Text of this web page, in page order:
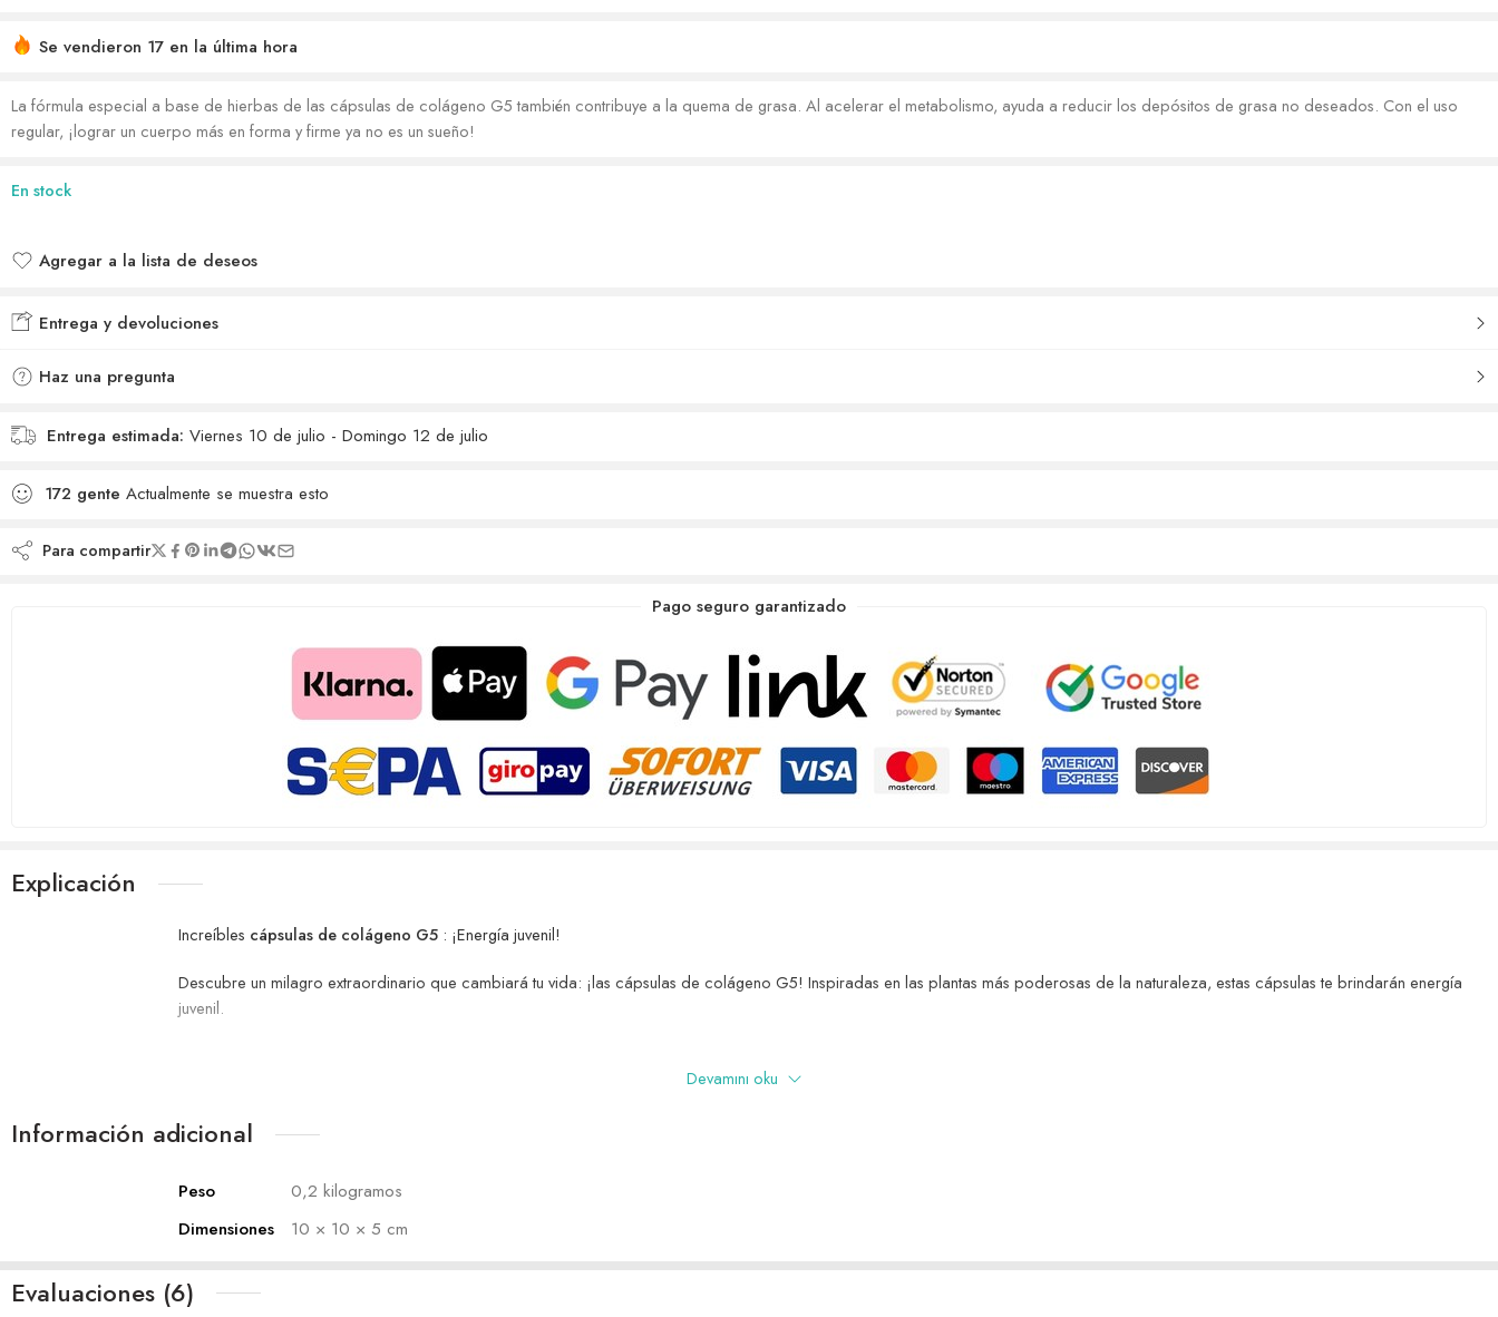
calificación
Se vendieron 17 en la última hora
La fórmula especial a base de hierbas de las cápsulas de colágeno G5 también contribuye a la quema de grasa. Al acelerar el metabolismo, ayuda a reducir los depósitos de grasa no deseados. Con el uso
regular, ¡lograr un cuerpo más en forma y firme ya no es un sueño!
En stock
Agregar a la lista de deseos
Entrega y devoluciones
Haz una pregunta
Entrega estimada: Viernes 10 de julio - Domingo 12 de julio
168 gente Actualmente se muestra esto
Para compartir
Pago seguro garantizado
Explicación
Increíbles cápsulas de colágeno G5 : ¡Energía juvenil!
Descubre un milagro extraordinario que cambiará tu vida: ¡las cápsulas de colágeno G5! Inspiradas en las plantas más poderosas de la naturaleza, estas cápsulas te brindarán energía
juvenil.
deseados. Con el uso regular, ¡lograr un cuerpo más en forma y firme ya no es un sueño!
Cada cápsula está formulada con colágeno de alta calidad para fortalecer la belleza natural de tu piel, cabello y uñas. Revitaliza tu piel, combatiendo los signos del envejecimiento y
reduciendo la apariencia de líneas de expresión y arrugas. Fortalece tu cabello, aumentando su brillo, y ayuda a que tus uñas se vuelvan más fuertes y saludables.
Devamını oku
Información adicional
Peso
0,2 kilogramos
Dimensiones
10 × 10 × 5 cm
Evaluaciones (6)